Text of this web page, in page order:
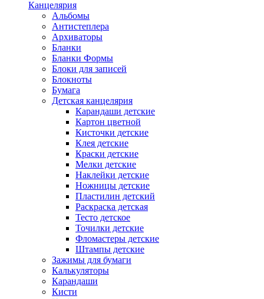
Канцелярия
Альбомы
Антистеплера
Архиваторы
Бланки
Бланки Формы
Блоки для записей
Блокноты
Бумага
Детская канцелярия
Карандаши детские
Картон цветной
Кисточки детские
Клея детские
Краски детские
Мелки детские
Наклейки детские
Ножницы детские
Пластилин детский
Раскраска детская
Тесто детское
Точилки детские
Фломастеры детские
Штампы детские
Зажимы для бумаги
Калькуляторы
Карандаши
Кисти